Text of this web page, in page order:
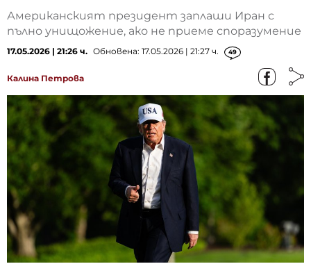
Американският президент заплаши Иран с
пълно унищожение, ако не приеме споразумение
17.05.2026 | 21:26 ч. Обновена: 17.05.2026 | 21:27 ч. 49
Калина Петрова